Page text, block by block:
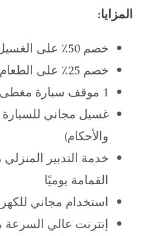
المزايا:
خصم 50٪ على الغسيل
خصم 25٪ على الطعام
1 موقف سيارة مغطى لكل شقة
غسيل مجاني
والأحكام)
خدمة التدبير
القمامة يوميًا
استخدام مجاني
إنترنت عالي السرعة